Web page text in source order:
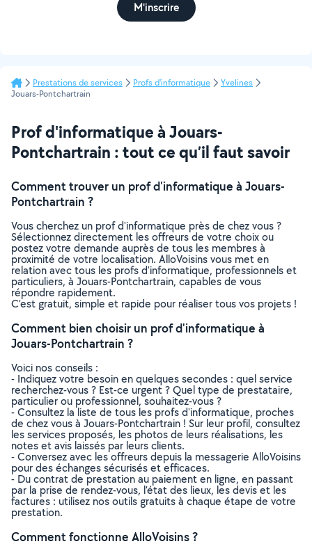
M'inscrire
Prestations de services Profs d'informatique
Yvelines
Jouars-Pontchartrain
Prof d'informatique à Jouars-
Pontchartrain : tout ce qu’il faut savoir
Comment trouver un prof d'informatique à Jouars-
Pontchartrain ?
Vous cherchez un prof d'informatique près de chez vous ?
Sélectionnez directement les offreurs de votre choix ou
postez votre demande auprès de tous les membres à
proximité de votre localisation. AlloVoisins vous met en
relation avec tous les profs d'informatique, professionnels et
particuliers, à Jouars-Pontchartrain, capables de vous
répondre rapidement.
C’est gratuit, simple et rapide pour réaliser tous vos projets !
Comment bien choisir un prof d'informatique à
Jouars-Pontchartrain ?
Voici nos conseils :
- Indiquez votre besoin en quelques secondes : quel service
recherchez-vous ? Est-ce urgent ? Quel type de prestataire,
particulier ou professionnel, souhaitez-vous ?
- Consultez la liste de tous les profs d'informatique, proches
de chez vous à Jouars-Pontchartrain ! Sur leur profil, consultez
les services proposés, les photos de leurs réalisations, les
notes et avis laissés par leurs clients.
- Conversez avec les offreurs depuis la messagerie AlloVoisins
pour des échanges sécurisés et efficaces.
- Du contrat de prestation au paiement en ligne, en passant
par la prise de rendez-vous, l’état des lieux, les devis et les
factures : utilisez nos outils gratuits à chaque étape de votre
prestation.
Comment fonctionne AlloVoisins ?